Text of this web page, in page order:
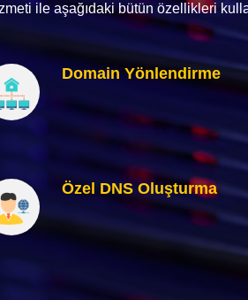
ile aşağıdaki bütün özellikleri
Domain Yönlendirme
Özel DNS Oluşturma